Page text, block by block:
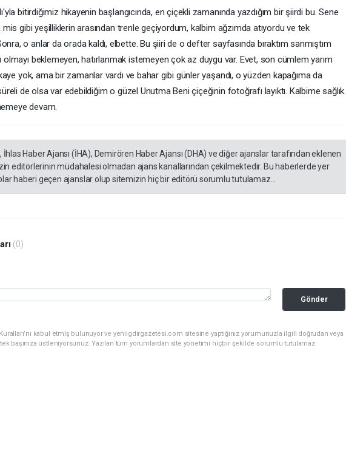
bitirdiğimiz hikayenin başlangıcında, en çiçekli zamanında yazdığım bir şiirdi bu. Sene
gibi yeşilliklerin arasından trenle geçiyordum, kalbim ağzımda atıyordu ve tek
o anlar da orada kaldı, elbette. Bu şiiri de o defter sayfasında bıraktım sanmıştım
beklemeyen, hatırlanmak istemeyen çok az duygu var. Evet, son cümlem yarım
yok, ama bir zamanlar vardı ve bahar gibi günler yaşandı, o yüzden kapağıma da
de olsa var edebildiğim o güzel Unutma Beni çiçeğinin fotoğrafı layıktı. Kalbime sağlık.
devam.
İhlas Haber Ajansı (İHA), Demirören Haber Ajansı (DHA) ve diğer ajanslar tarafından eklenen
editörlerinin müdahalesi olmadan ajans kanallarından çekilmektedir. Bu haberlerde yer
haberi geçen ajanslar olup sitemizin hiç bir editörü sorumlu tutulamaz...
(0)
Gönder
kabul etmiş bulunuyor ve yeniigdirgazetesi.com sitesine yaptığınız yorumunuzla ilgili doğrudan veya
başınıza üstleniyorsunuz. Yazılan tüm yorumlardan site yönetimi hiçbir şekilde sorumlu tutulamaz.